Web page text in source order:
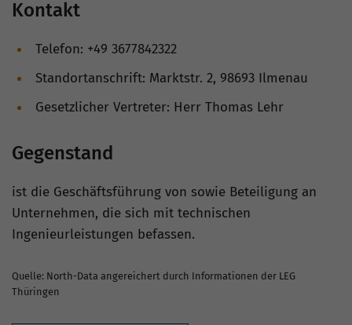
Kontakt
Telefon: +49 3677842322
Standortanschrift: Marktstr. 2, 98693 Ilmenau
Gesetzlicher Vertreter: Herr Thomas Lehr
Gegenstand
ist die Geschäftsführung von sowie Beteiligung an
Unternehmen, die sich mit technischen
Ingenieurleistungen befassen.
Quelle: North-Data angereichert durch Informationen der LEG
Thüringen